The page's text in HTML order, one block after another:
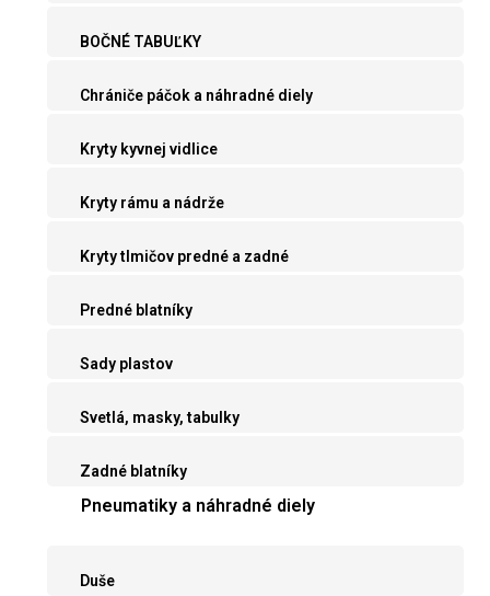
BOČNÉ TABUĽKY
Chrániče páčok a náhradné diely
Kryty kyvnej vidlice
Kryty rámu a nádrže
Kryty tlmičov predné a zadné
Predné blatníky
Sady plastov
Svetlá, masky, tabulky
Zadné blatníky
Pneumatiky a náhradné diely
Duše